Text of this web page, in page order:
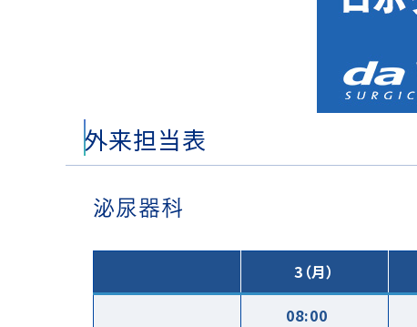
外来担当表
泌尿器科
3（月）
08:00